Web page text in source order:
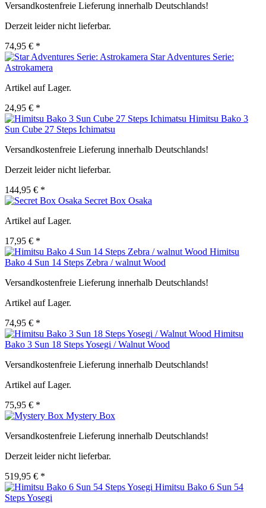
Versandkostenfreie Lieferung innerhalb Deutschlands!
Derzeit leider nicht lieferbar.
74,95 € *
Star Adventures Serie:
Astrokamera
Artikel auf Lager.
24,95 € *
Himitsu Bako 3
Sun Cube 27 Steps Ichimatsu
Versandkostenfreie Lieferung innerhalb Deutschlands!
Derzeit leider nicht lieferbar.
144,95 € *
Secret Box Osaka
Artikel auf Lager.
17,95 € *
Himitsu
Bako 4 Sun 14 Steps Zebra / walnut Wood
Versandkostenfreie Lieferung innerhalb Deutschlands!
Artikel auf Lager.
74,95 € *
Himitsu
Bako 3 Sun 18 Steps Yosegi / Walnut Wood
Versandkostenfreie Lieferung innerhalb Deutschlands!
Artikel auf Lager.
75,95 € *
Mystery Box
Versandkostenfreie Lieferung innerhalb Deutschlands!
Derzeit leider nicht lieferbar.
519,95 € *
Himitsu Bako 6 Sun 54
Steps Yosegi